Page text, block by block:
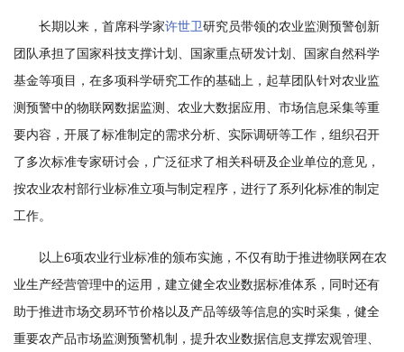
人
队
伍
作
研
长期以来，首席科学家许世卫研究员带领的农业监测预警创新
团队承担了国家科技支撑计划、国家重点研发计划、国家自然科学
基金等项目，在多项科学研究工作的基础上，起草团队针对农业监
测预警中的物联网数据监测、农业大数据应用、市场信息采集等重
要内容，开展了标准制定的需求分析、实际调研等工作，组织召开
了多次标准专家研讨会，广泛征求了相关科研及企业单位的意见，
按农业农村部行业标准立项与制定程序，进行了系列化标准的制定
工作。
以上6项农业行业标准的颁布实施，不仅有助于推进物联网在农
业生产经营管理中的运用，建立健全农业数据标准体系，同时还有
助于推进市场交易环节价格以及产品等级等信息的实时采集，健全
重要农产品市场监测预警机制，提升农业数据信息支撑宏观管理、